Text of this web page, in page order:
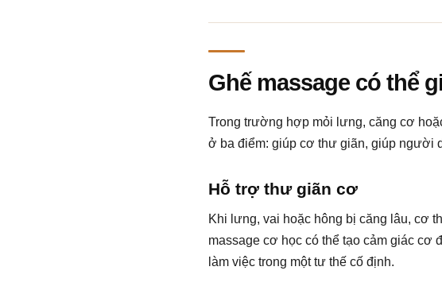
Ghế massage có thể
Trong trường hợp mỏi lưng, căng cơ
ở ba điểm: giúp cơ thư giãn, giúp người
Hỗ trợ thư giãn cơ
Khi lưng, vai hoặc hông bị căng lâu, cơ
massage cơ học có thể tạo cảm giác
làm việc trong một tư thế cố định.